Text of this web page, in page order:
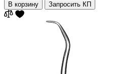
В корзину Запросить КП